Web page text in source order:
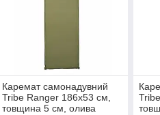
Каремат самонадувний
Tribe Ranger 186х53 см,
товщина 5 см, олива